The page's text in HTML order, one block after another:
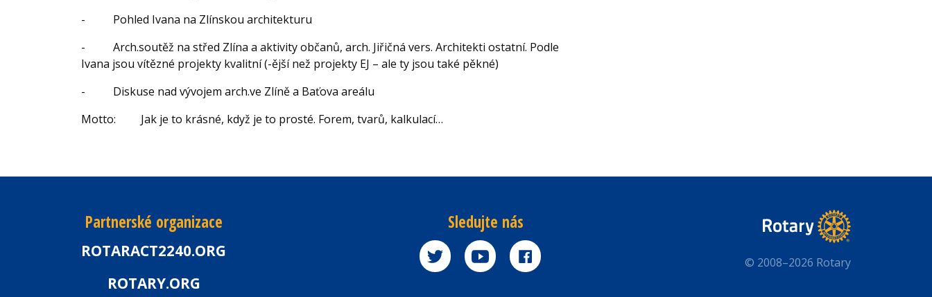
-
Pohled Ivana na Zlínskou architekturu
-
Arch.soutěž na střed Zlína a aktivity občanů, arch. Jiřičná vers. Architekti ostatní. Podle
Ivana jsou vítězné projekty kvalitní (-ější než projekty EJ – ale ty jsou také pěkné)
-
Diskuse nad vývojem arch.ve Zlíně a Baťova areálu
Motto: Jak je to krásné, když je to prosté. Forem, tvarů, kalkulací…
Partnerské organizace
ROTARACT2240.ORG
ROTARY.ORG
Sledujte nás
© 2008–2026 Rotary